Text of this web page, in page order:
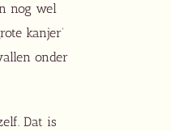
nog wel
kanjer’
onder
Dat is